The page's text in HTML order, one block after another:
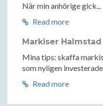
När min anhörige gick...
Read more
Markiser Halmstad
Mina tips: skaffa
som nyligen investerade...
Read more